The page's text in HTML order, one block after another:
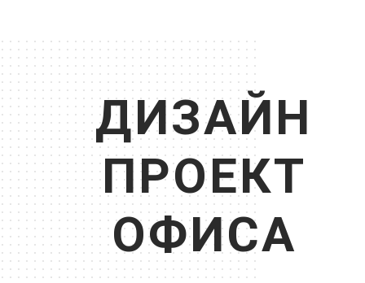
ДИЗАЙН
ПРОЕКТ
ОФИСА